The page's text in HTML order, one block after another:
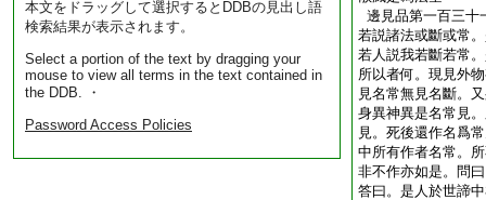
本文をドラッグして選択するとDDBの見出し語
検索結果が表示されます。
Select a portion of the text by dragging your
mouse to view all terms in the text contained in
the DDB. ・
Password Access Policies
邊見品第一百三十
若説諸法或斷或常
若人説我若斷若常
所以者何。現見外
見名常無見名斷。
身異神異是名常見
見。死後還作名爲
中所有作者名常。
非不作亦如是。問
答曰。是人於世諦